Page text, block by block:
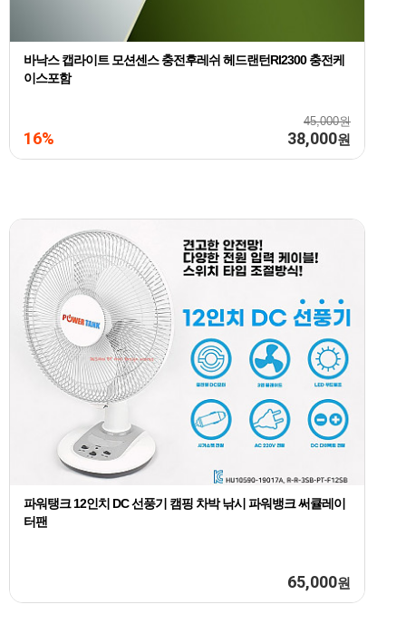
바낙스 캡라이트 모션센스 충전후레쉬 헤드랜턴Rl2300 충전케
이스포함
45,000원
16% 38,000원
파워탱크 12인치 DC 선풍기 캠핑 차박 낚시 파워뱅크 써큘레이
터팬
65,000원